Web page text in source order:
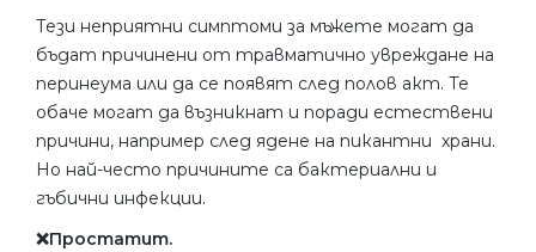
Тези неприятни симптоми за мъжете могат да
бъдат причинени от травматично увреждане на
перинеума или да се появят след полов акт. Те
обаче могат да възникнат и поради естествени
причини, например след ядене на пикантни храни.
Но най-често причините са бактериални и
гъбични инфекции.
❌Простатит.